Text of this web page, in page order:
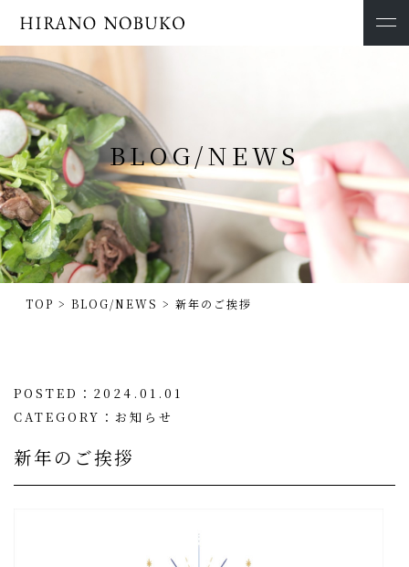
BLOG/NEWS
TOP >BLOG/NEWS >新年のご挨拶
POSTED：2024.01.01
CATEGORY： お知らせ
新年のご挨拶